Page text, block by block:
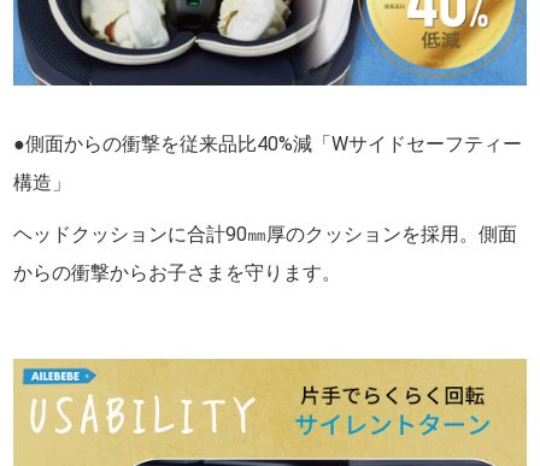
●側面からの衝撃を従来品比40%減「Wサイドセーフティー
構造」
ヘッドクッションに合計90㎜厚のクッションを採用。側面
からの衝撃からお子さまを守ります。